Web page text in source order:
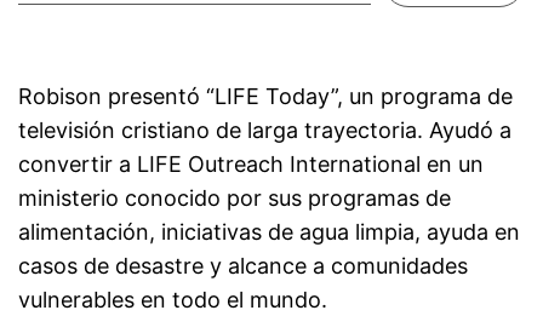
Robison presentó “LIFE Today”, un programa de
televisión cristiano de larga trayectoria. Ayudó a
convertir a LIFE Outreach International en un
ministerio conocido por sus programas de
alimentación, iniciativas de agua limpia, ayuda en
casos de desastre y alcance a comunidades
vulnerables en todo el mundo.